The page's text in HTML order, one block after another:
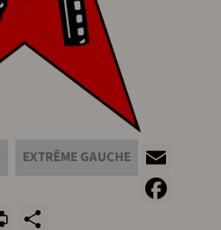
EXTRÊME GAUCHE
PrintFriendly